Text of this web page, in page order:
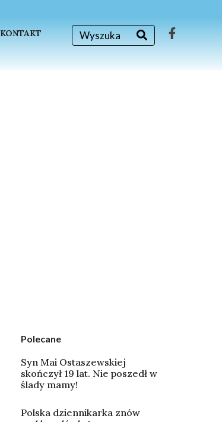
KONTAKT
Polecane
Syn Mai Ostaszewskiej
skończył 19 lat. Nie poszedł w
ślady mamy!
Polska dziennikarka znów